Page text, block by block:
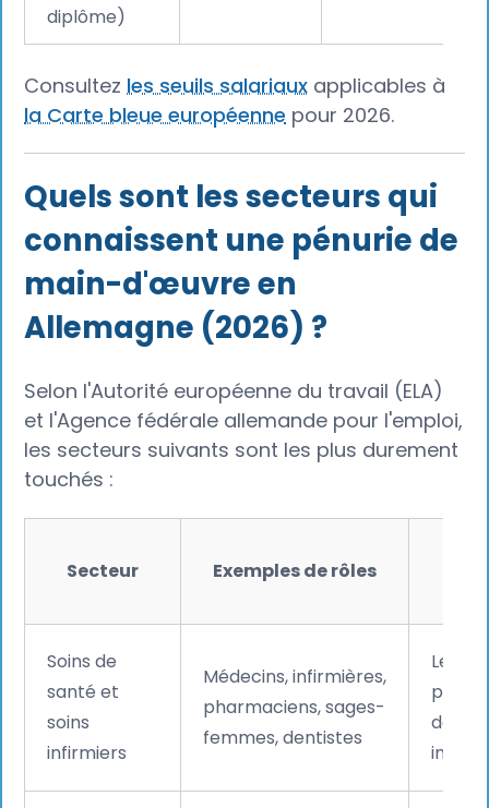
diplôme)
Consultez les seuils salariaux applicables à
la Carte bleue européenne pour 2026.
Quels sont les secteurs qui
connaissent une pénurie de
main-d'œuvre en
Allemagne (2026) ?
Selon l'Autorité européenne du travail (ELA)
et l'Agence fédérale allemande pour l'emploi,
les secteurs suivants sont les plus durement
touchés :
Secteur Exemples de rôles
Soins de
santé et
soins
infirmiers
Médecins, infirmières,
pharmaciens, sages-
femmes, dentistes
Le